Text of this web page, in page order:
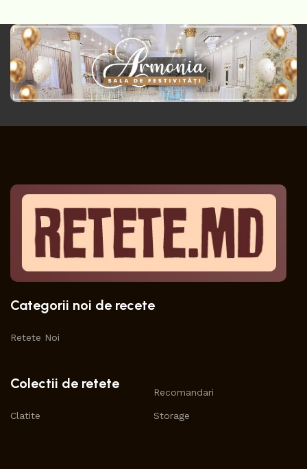
Categorii noi de recete
Retete Noi
Colectii de retete
Clatite
Recomandari
Storage